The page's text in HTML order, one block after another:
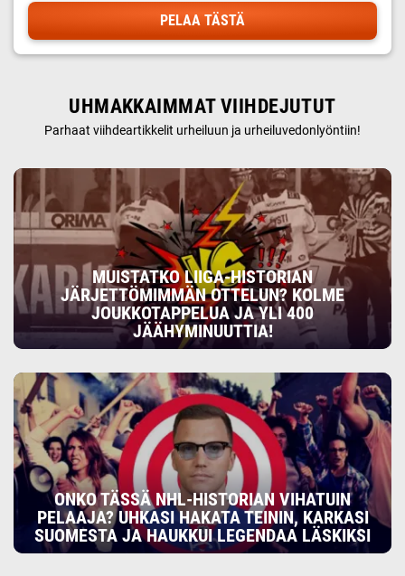
PELAA TÄSTÄ
UHMAKKAIMMAT VIIHDEJUTUT
Parhaat viihdeartikkelit urheiluun ja urheiluvedonlyöntiin!
MUISTATKO LIIGA-HISTORIAN
JÄRJETTÖMIMMÄN OTTELUN? KOLME
JOUKKOTAPPELUA JA YLI 400
JÄÄHYMINUUTTIA!
ONKO TÄSSÄ NHL-HISTORIAN VIHATUIN
PELAAJA? UHKASI HAKATA TEININ, KARKASI
SUOMESTA JA HAUKKUI LEGENDAA LÄSKIKSI